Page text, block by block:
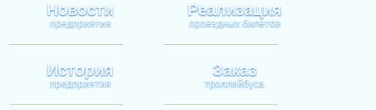
Новости
предприятия
История
предприятия
Реализация
проездных билетов
Заказ
троллейбуса